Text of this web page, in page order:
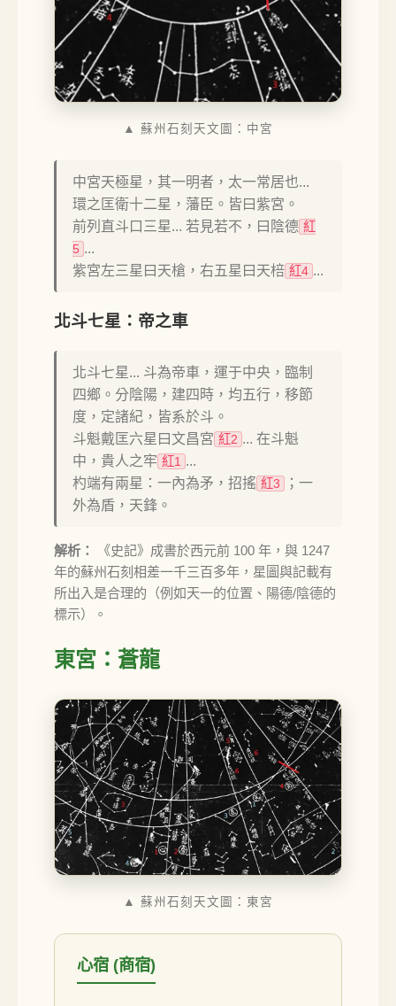
▲ 蘇州石刻天文圖：中宮
中宮天極星，其一明者，太一常居也...
環之匡衛十二星，藩臣。皆曰紫宮。
前列直斗口三星... 若見若不，曰陰德 紅
5 ...
紫宮左三星曰天槍，右五星曰天棓 紅4 ...
北斗七星：帝之車
北斗七星... 斗為帝車，運于中央，臨制
四鄉。分陰陽，建四時，均五行，移節
度，定諸紀，皆系於斗。
斗魁戴匡六星曰文昌宮 紅2 ... 在斗魁
中，貴人之牢 紅1 ...
杓端有兩星：一內為矛，招搖 紅3
；一
外為盾，天鋒。
解析：
《史記》成書於西元前 100 年，與 1247
年的蘇州石刻相差一千三百多年，星圖與記載有
所出入是合理的（例如天一的位置、陽德/陰德的
標示）。
東宮：蒼龍
▲ 蘇州石刻天文圖：東宮
心宿 (商宿)